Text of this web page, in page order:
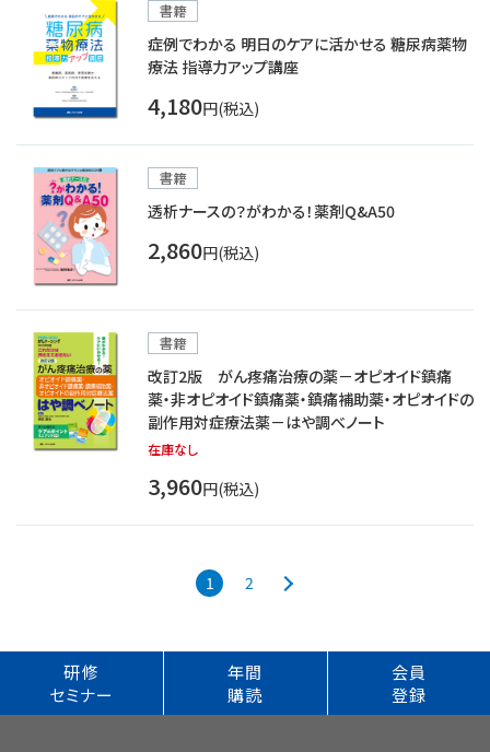
書籍
症例でわかる 明日のケアに活かせる 糖尿病薬物
療法 指導力アップ講座
4,180円(税込)
書籍
透析ナースの？がわかる！薬剤Q&A50
2,860円(税込)
書籍
改訂2版 がん疼痛治療の薬－オピオイド鎮痛
薬・非オピオイド鎮痛薬・鎮痛補助薬・オピオイドの
副作用対症療法薬－はや調べノート
在庫なし
3,960円(税込)
1 2
研修
セミナー
年間
購読
会員
登録